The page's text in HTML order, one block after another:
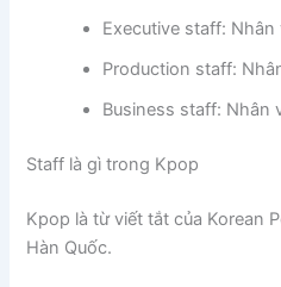
Executive staff: Nhân
Production staff:
Business staff: Nhân
Staff là gì trong Kpop
Kpop là từ viết tắt của Korean
Hàn Quốc.